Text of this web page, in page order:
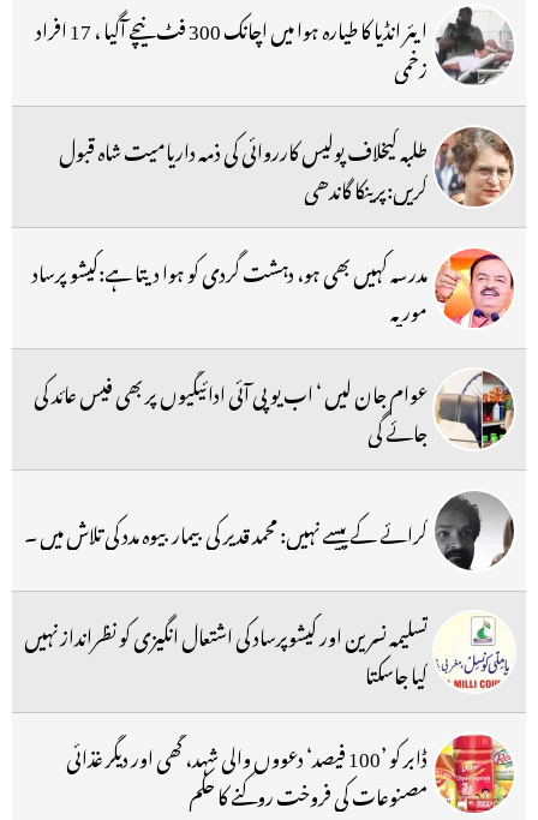
ایئر انڈیا کا طیارہ ہوا میں اچانک 300 فٹ نیچے آگیا ، 17 افراد
زخمی
طلبہ کیخلاف پولیس کارروائی کی ذمہ داریامیت شاہ قبول
کریں:پرینکا گاندھی
مدرسہ کہیں بھی ہو، دہشت گردی کو ہوا دیتا ہے:کیشو پرساد
موریہ
عوام جان لیں ‘ اب یو پی آئی ادائیگیوں پر بھی فیس عائد کی
جائے گی
کرائے کے پیسے نہیں: محمد قدیر کی بیمار بیوہ مدد کی تلاش میں ۔
تسلیمہ نسرین اور کیشوپرساد کی اشتعال انگیزی کو نظرانداز نہیں
کیا جاسکتا
ڈابر کو ’100 فیصد‘ دعووں والی شہد، گھی اور دیگر غذائی
مصنوعات کی فروخت روکنے کا حکم